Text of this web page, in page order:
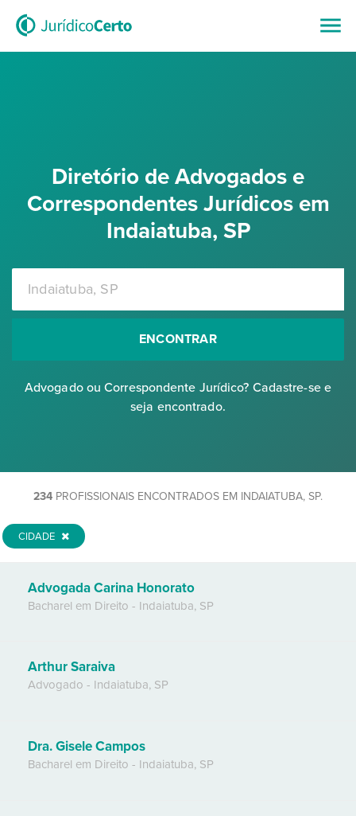
Diretório de Advogados e
Correspondentes Jurídicos em
Indaiatuba, SP
ENCONTRAR
Advogado ou Correspondente Jurídico? Cadastre-se e
seja encontrado.
234 PROFISSIONAIS ENCONTRADOS EM INDAIATUBA, SP.
CIDADE
Advogada Carina Honorato
Bacharel em Direito - Indaiatuba, SP
Arthur Saraiva
Advogado - Indaiatuba, SP
Dra. Gisele Campos
Bacharel em Direito - Indaiatuba, SP